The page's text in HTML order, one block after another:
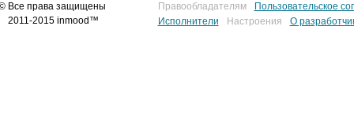
Все права защищены
2011-2015 inmood™
Правообладателям
Пользовательское
Исполнители
Настроения О